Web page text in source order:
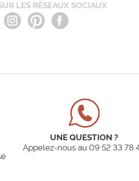
LES RÉSEAUX SOCIAUX
UNE QUESTION ?
Appelez-nous au 09 52 33 78